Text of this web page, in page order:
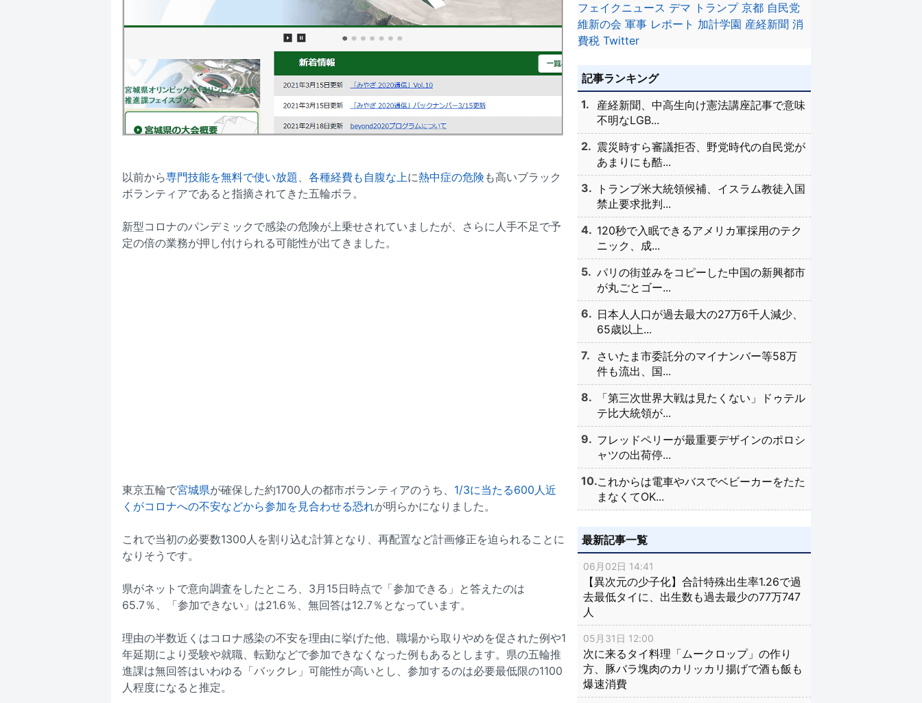
以前から専門技能を無料で使い放題 各種経費も自腹な上に熱中症の危険 も高いブラック
ボランティアであると指摘されてきた五輪ボラ。
新型コロナのパンデミックで感染の危険が上乗せされていましたが、さらに人手不足で予
定の倍の業務が押し付けられる可能性が出てきました。
東京五輪で宮城県が確保した約1700人の都市ボランティアのうち、 1/3に当たる600人近
くがコロナへの不安などから参加を見合わせる恐れが明らかになりました。
これで当初の必要数1300人を割り込む計算となり、再配置など計画修正を迫られることに
なりそうです。
県がネットで意向調査をしたところ、3月15日時点で「参加できる」と答えたのは
65.7％、「参加できない」は21.6％、無回答は12.7％となっています。
理由の半数近くはコロナ感染の不安を理由に挙げた他、職場から取りやめを促された例や1
年延期により受験や就職、転勤などで参加できなくなった例もあるとします。県の五輪推
進課は無回答はいわゆる「バックレ」可能性が高いとし、参加するのは必要最低限の1100
人程度になると推定。
フェイクニュース デマ トランプ 京都 自民党
維新の会 軍事 レポート 加計学園 産経新聞 消
費税 Twitter
記事ランキング
産経新聞、中高生向け憲法講座記事で意味
不明なLGB...
震災時すら審議拒否、野党時代の自民党が
あまりにも酷...
トランプ米大統領候補、イスラム教徒入国
禁止要求批判...
120秒で入眠できるアメリカ軍採用のテク
ニック、成...
パリの街並みをコピーした中国の新興都市
が丸ごとゴー...
日本人人口が過去最大の27万6千人減少、
65歳以上...
さいたま市委託分のマイナンバー等58万
件も流出、国...
「第三次世界大戦は見たくない」ドゥテル
テ比大統領が...
フレッドペリーが最重要デザインのポロシ
ャツの出荷停...
これからは電車やバスでベビーカーをたた
まなくてOK...
最新記事一覧
06月02日 14:41
【異次元の少子化】合計特殊出生率1.26で過
去最低タイに、出生数も過去最少の77万747
人
05月31日 12:00
次に来るタイ料理「ムークロップ」の作り
方、豚バラ塊肉のカリッカリ揚げで酒も飯も
爆速消費